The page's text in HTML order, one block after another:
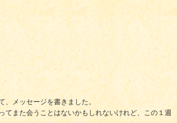
、メッセージを書きました。
てまた会うことはないかもしれないけれど、この１週